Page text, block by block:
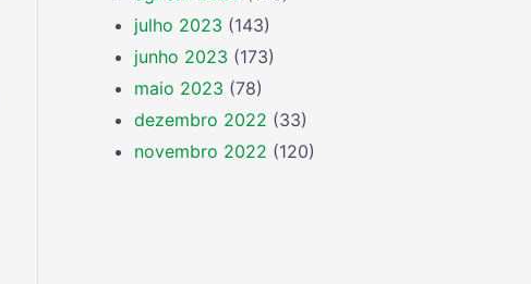
julho 2023 (143)
junho 2023 (173)
maio 2023 (78)
dezembro 2022 (33)
novembro 2022 (120)